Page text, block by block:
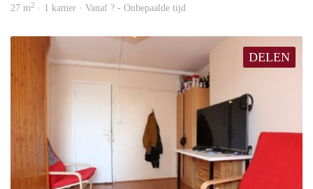
27 m2 · 1 kamer · Vanaf ? - Onbepaalde tijd
DELEN